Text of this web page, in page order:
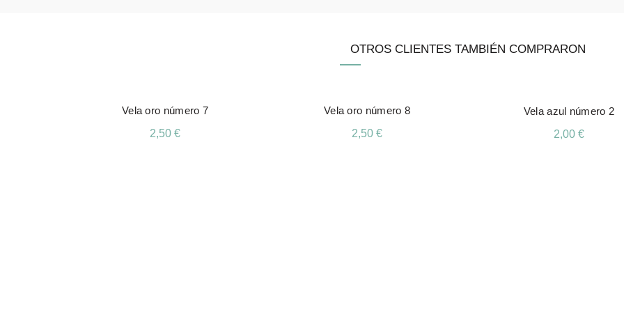
OTROS CLIENTES TAMBIÉN COMPRARON
Vela oro número 7
2,50 €
Vela oro número 8
2,50 €
Vela azul número 2
2,00 €